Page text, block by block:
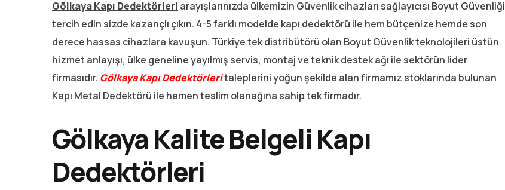
Gölkaya Kapı Dedektörleri arayışlarınızda ülkemizin Güvenlik cihazları sağlayıcısı Boyut Güvenliği
tercih edin sizde kazançlı çıkın. 4-5 farklı modelde kapı dedektörü ile hem bütçenize hemde son
derece hassas cihazlara kavuşun. Türkiye tek distribütörü olan Boyut Güvenlik teknolojileri üstün
hizmet anlayışı, ülke geneline yayılmış servis, montaj ve teknik destek ağı ile sektörün lider
firmasıdır. Gölkaya Kapı Dedektörleritaleplerini yoğun şekilde alan firmamız stoklarında bulunan
Kapı Metal Dedektörü ile hemen teslim olanağına sahip tek firmadır.
Gölkaya Kalite Belgeli Kapı
Dedektörleri